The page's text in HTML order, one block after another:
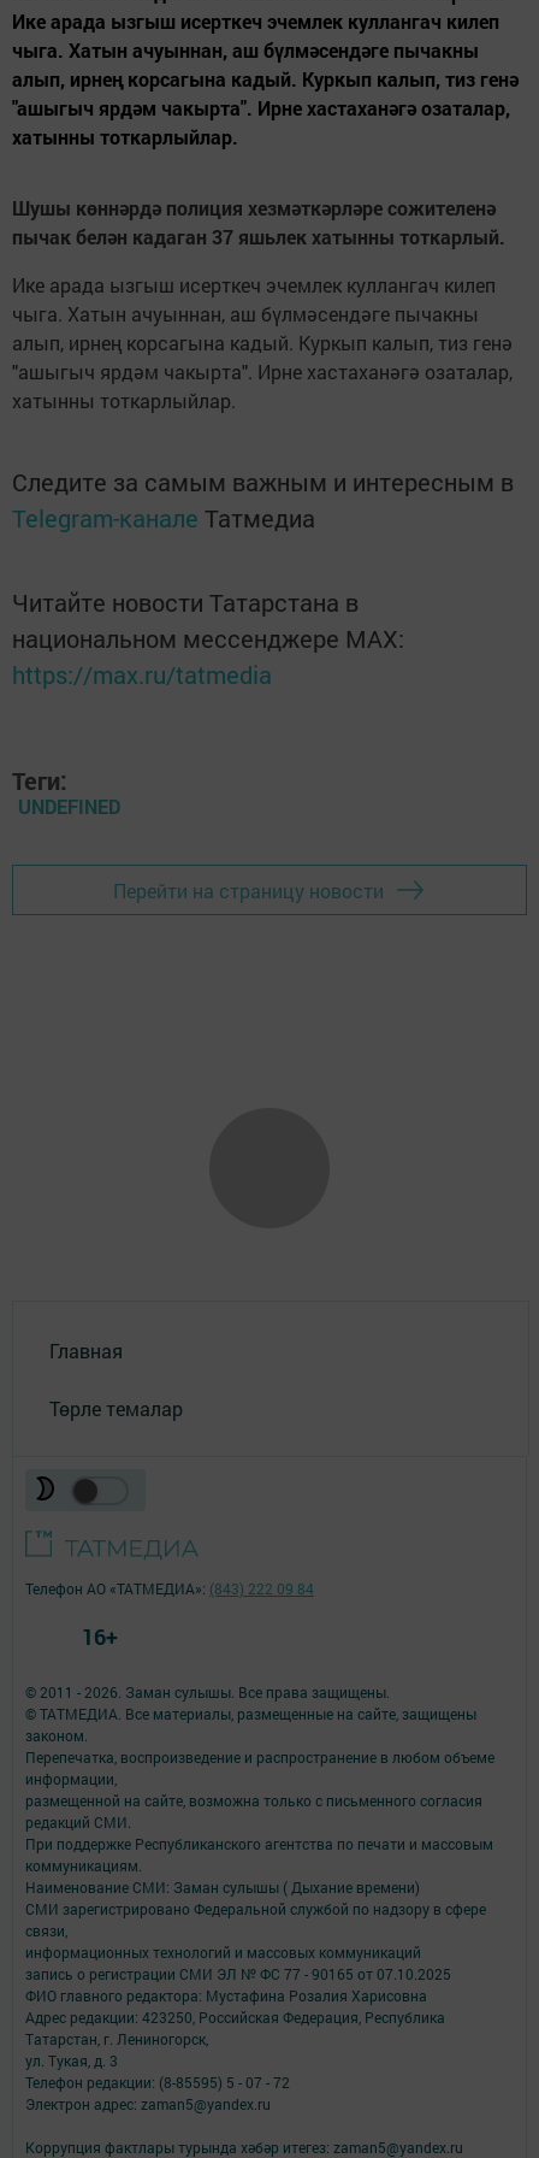
Ике арада ызгыш исерткеч эчемлек куллангач килеп
чыга. Хатын ачуыннан, аш бүлмәсендәге пычакны
алып, ирнең корсагына кадый. Куркып калып, тиз генә
"ашыгыч ярдәм чакырта". Ирне хастаханәгә озаталар,
хатынны тоткарлыйлар.
Шушы көннәрдә полиция хезмәткәрләре сожителенә
пычак белән кадаган 37 яшьлек хатынны тоткарлый.
Ике арада ызгыш исерткеч эчемлек куллангач килеп
чыга. Хатын ачуыннан, аш бүлмәсендәге пычакны
алып, ирнең корсагына кадый. Куркып калып, тиз генә
"ашыгыч ярдәм чакырта". Ирне хастаханәгә озаталар,
хатынны тоткарлыйлар.
Следите за самым важным и интересным в
Telegram-канале Татмедиа
Читайте новости Татарстана в
национальном мессенджере MАХ:
https://max.ru/tatmedia
Теги:
UNDEFINED
Перейти на страницу новости
Главная
Төрле темалар
© 2011 - 2026. Заман сулышы. Все права защищены.
© ТАТМЕДИА. Все материалы, размещенные на сайте, защищены
законом.
Перепечатка, воспроизведение и распространение в любом объеме
информации,
размещенной на сайте, возможна только с письменного согласия
редакций СМИ.
При поддержке Республиканского агентства по печати и массовым
коммуникациям.
Наименование СМИ: Заман сулышы ( Дыхание времени)
СМИ зарегистрировано Федеральной службой по надзору в сфере
связи,
информационных технологий и массовых коммуникаций
запись о регистрации СМИ ЭЛ № ФС 77 - 90165 от 07.10.2025
ФИО главного редактора: Мустафина Розалия Харисовна
Адрес редакции: 423250, Российская Федерация, Республика
Татарстан, г. Лениногорск,
ул. Тукая, д. 3
Телефон редакции: (8-85595) 5 - 07 - 72
Электрон адрес: zaman5@yandex.ru
Коррупция фактлары турында хәбәр итегез: zaman5@yandex.ru
Телефон АО «ТАТМЕДИА»: (843) 222 09 84
16+